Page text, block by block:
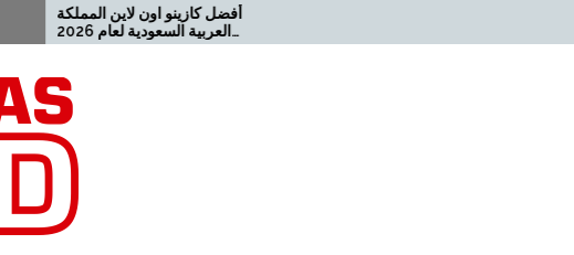
أفضل كازينو
2021-08-04 كازينو USDT